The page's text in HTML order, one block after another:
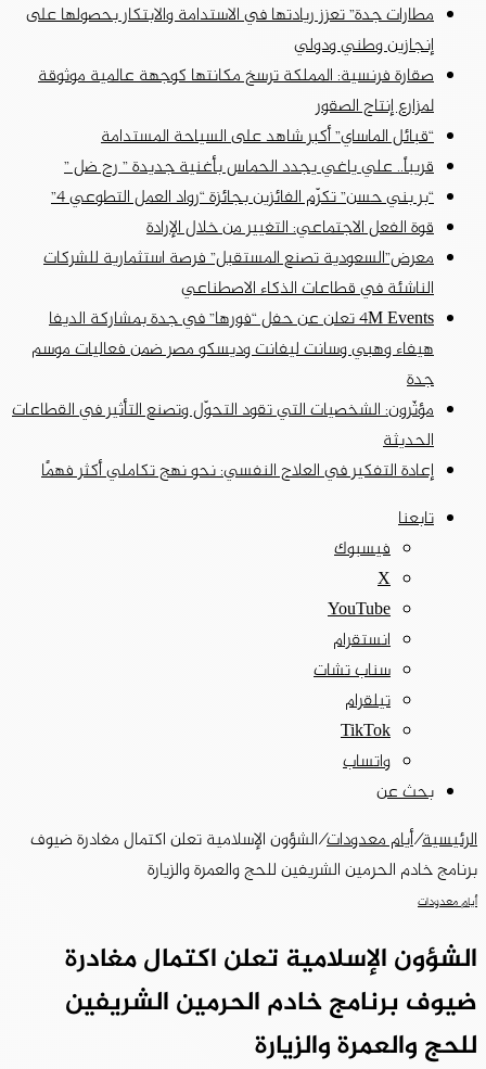
مطارات جدة” تعزز ريادتها في الاستدامة والابتكار بحصولها على
إنجازين وطني ودولي
صقارة فرنسية: المملكة ترسخ مكانتها كوجهة عالمية موثوقة
لمزارع إنتاج الصقور
“قبائل الماساي” أكبر شاهد على السياحة المستدامة
قريباً.. علي ياغي يجدد الحماس بأغنية جديدة ” رح ضل ”
“بر بني حسن” تكرّم الفائزين بجائزة “رواد العمل التطوعي 4”
قوة الفعل الاجتماعي: التغيير من خلال الإرادة
معرض”السعودية تصنع المستقبل” فرصة استثمارية للشركات
الناشئة في قطاعات الذكاء الاصطناعي
4M Events تعلن عن حفل “فورها” في جدة بمشاركة الديفا
هيفاء وهبي وسانت ليفانت وديسكو مصر ضمن فعاليات موسم
جدة
مؤثّرون: الشخصيات التي تقود التحوّل وتصنع التأثير في القطاعات
الحديثة
إعادة التفكير في العلاج النفسي: نحو نهج تكاملي أكثر فهمًا
تابعنا
فيسبوك
‫X
‫YouTube
انستقرام
سناب تشات
تيلقرام
‫TikTok
واتساب
بحث عن
الرئيسية/أيام معدودات/الشؤون الإسلامية تعلن اكتمال مغادرة ضيوف
برنامج خادم الحرمين الشريفين للحج والعمرة والزيارة
أيام معدودات
الشؤون الإسلامية تعلن اكتمال مغادرة
ضيوف برنامج خادم الحرمين الشريفين
للحج والعمرة والزيارة